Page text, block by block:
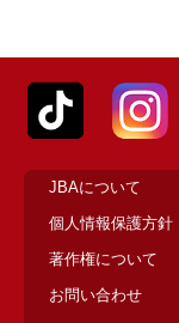
JBAについて
個人情報保護方針
著作権について
お問い合わせ